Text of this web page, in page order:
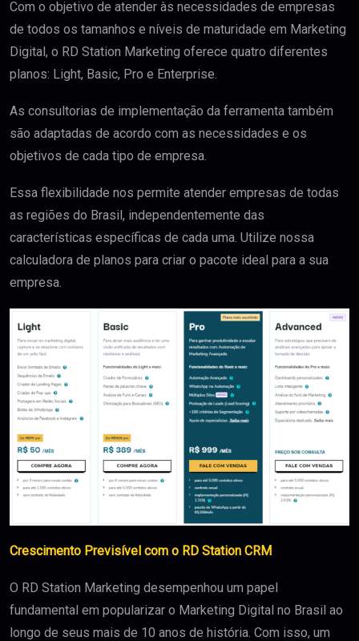
Com o objetivo de atender às necessidades de empresas
de todos os tamanhos e níveis de maturidade em Marketing
Digital, o RD Station Marketing oferece quatro diferentes
planos: Light, Basic, Pro e Enterprise.
As consultorias de implementação da ferramenta também
são adaptadas de acordo com as necessidades e os
objetivos de cada tipo de empresa.
Essa flexibilidade nos permite atender empresas de todas
as regiões do Brasil, independentemente das
características específicas de cada uma. Utilize nossa
calculadora de planos para criar o pacote ideal para a sua
empresa.
Crescimento Previsível com o RD Station CRM
O RD Station Marketing desempenhou um papel
fundamental em popularizar o Marketing Digital no Brasil ao
longo de seus mais de 10 anos de história. Com isso, um